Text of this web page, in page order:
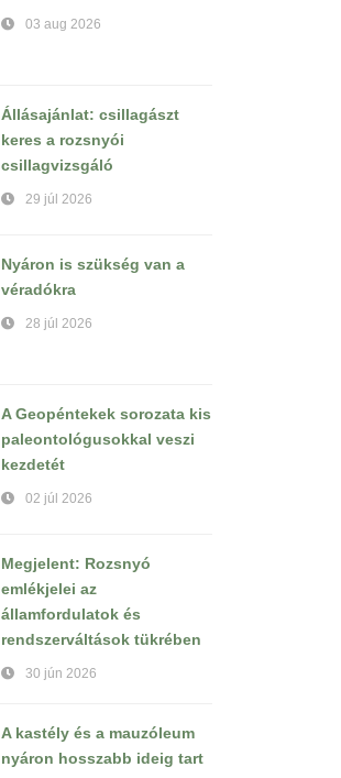
03 aug 2026
Állásajánlat: csillagászt
keres a rozsnyói
csillagvizsgáló
29 júl 2026
Nyáron is szükség van a
véradókra
28 júl 2026
A Geopéntekek sorozata kis
paleontológusokkal veszi
kezdetét
02 júl 2026
Megjelent: Rozsnyó
emlékjelei az
államfordulatok és
rendszerváltások tükrében
30 jún 2026
A kastély és a mauzóleum
nyáron hosszabb ideig tart